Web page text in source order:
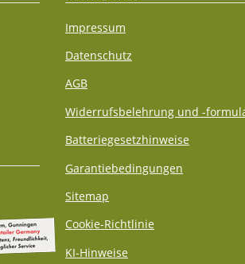
Impressum
Datenschutz
AGB
Widerrufsbelehrung und -
Batteriegesetzhinweise
Garantiebedingungen
Sitemap
Cookie-Richtlinie
KI-Hinweise